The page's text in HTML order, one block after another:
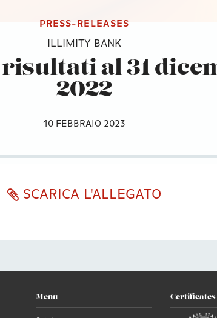
PRESS-RELEASES
ILLIMITY BANK
al 31
2022
10 FEBBRAIO 2023
SCARICA L'ALLEGATO
Menu Certificates